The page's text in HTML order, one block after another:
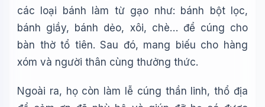
các loại bánh làm từ gạo như: bánh bột lọc,
bánh giầy, bánh dẻo, xôi, chè… để cúng cho
bàn thờ tổ tiên. Sau đó, mang biếu cho hàng
xóm và người thân cùng thưởng thức.
Ngoài ra, họ còn làm lễ cúng thần linh, thổ địa